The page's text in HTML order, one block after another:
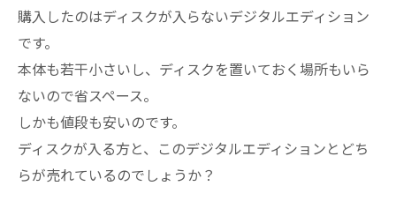
購入したのはディスクが入らないデジタルエディション
です。
本体も若干小さいし、ディスクを置いておく場所もいら
ないので省スペース。
しかも値段も安いのです。
ディスクが入る方と、このデジタルエディションとどち
らが売れているのでしょうか？